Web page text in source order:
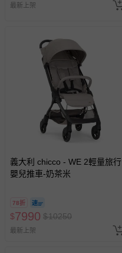
最新上架
義大利 chicco - WE 2輕量旅行
嬰兒推車-奶茶米
78折
$7990 $10250
最新上架